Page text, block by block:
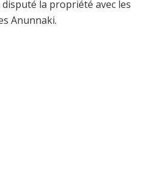
la propriété avec les
Anunnaki.